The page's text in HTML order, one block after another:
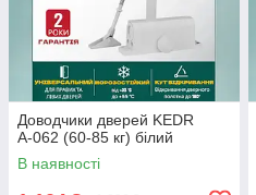
Доводчики дверей KEDR
А-062 (60-85 кг) білий
В наявності